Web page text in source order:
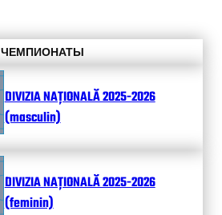
ЧЕМПИОНАТЫ
DIVIZIA NAȚIONALĂ 2025-2026
(masculin)
DIVIZIA NAȚIONALĂ 2025-2026
(feminin)